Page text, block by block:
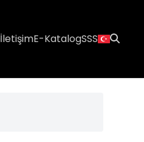
İletişimE-KatalogSSS